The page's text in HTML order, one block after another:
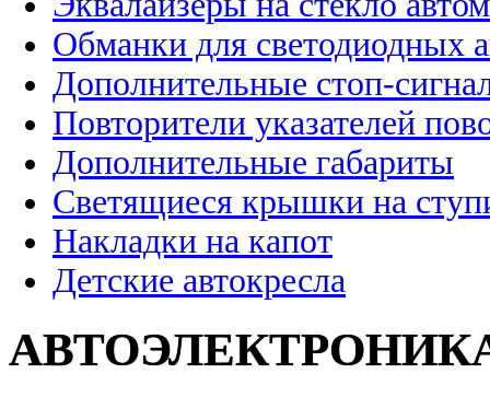
Обманки для светодиодных
Дополнительные стоп-
Повторители указателей
Дополнительные габариты
Светящиеся крышки на
Накладки на капот
Детские автокресла